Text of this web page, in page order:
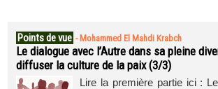
Points de vue - Mohammed El Mahdi Krabch
Le dialogue avec l’Autre dans sa pleine
diffuser la culture de la paix (3/3)
Lire la première partie ici :